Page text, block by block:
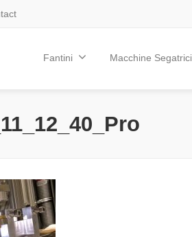
Fantini Macchine Segatrici